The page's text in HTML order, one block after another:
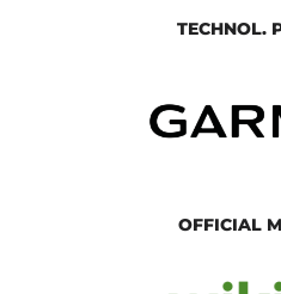
TECHNOL.
OFFICIAL